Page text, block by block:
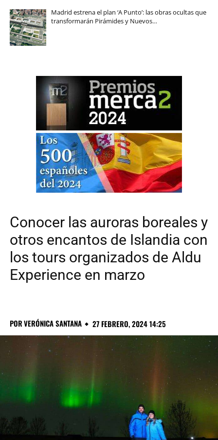
Madrid estrena el plan ‘A Punto’: las obras ocultas que
transformarán Pirámides y Nuevos…
Conocer las auroras boreales y
otros encantos de Islandia con
los tours organizados de Aldu
Experience en marzo
PORVERÓNICA SANTANA 27 FEBRERO, 2024 14:25